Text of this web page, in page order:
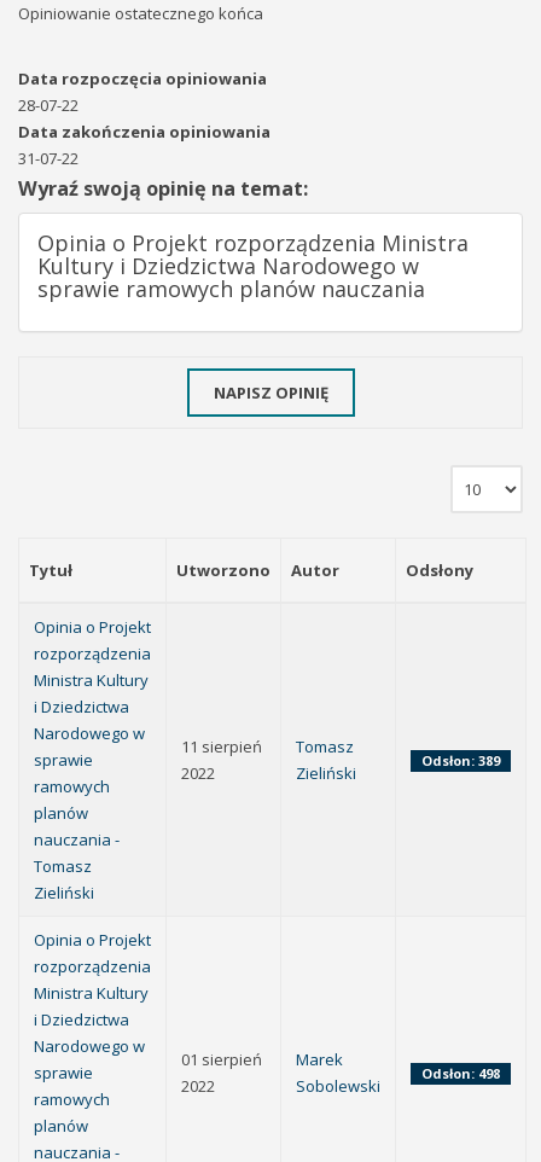
Opiniowanie ostatecznego końca
Data rozpoczęcia opiniowania
28-07-22
Data zakończenia opiniowania
31-07-22
Wyraź swoją opinię na temat:
Opinia o Projekt rozporządzenia Ministra
Kultury i Dziedzictwa Narodowego w
sprawie ramowych planów nauczania
NAPISZ OPINIĘ
Tytuł Utworzono Autor Odsłony
Opinia o Projekt
rozporządzenia
Ministra Kultury
i Dziedzictwa
Narodowego w
sprawie
ramowych
planów
nauczania -
Tomasz
Zieliński
11 sierpień
2022
Tomasz
Zieliński
Odsłon: 389
Opinia o Projekt
rozporządzenia
Ministra Kultury
i Dziedzictwa
Narodowego w
sprawie
ramowych
planów
nauczania -
01 sierpień
2022
Marek
Sobolewski
Odsłon: 498